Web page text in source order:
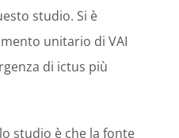
studio. Si è
unitario di VAI
di ictus più
studio è che la fonte